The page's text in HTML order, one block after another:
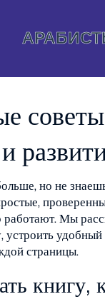
но не
работают. Мы
устроить удобный
страницы.
книгу,